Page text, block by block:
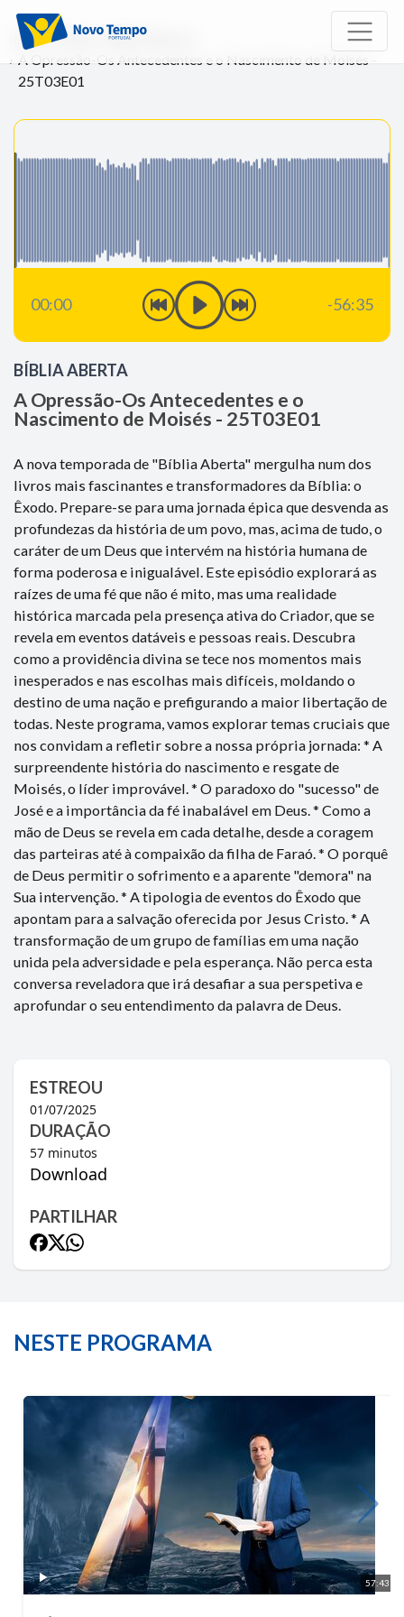
Início Rádio
Bíblia Aberta
A Opressão-Os Antecedentes e o Nascimento de Moisés -
25T03E01
00:00 -56:35
BÍBLIA ABERTA
A Opressão-Os Antecedentes e o
Nascimento de Moisés - 25T03E01
A nova temporada de "Bíblia Aberta" mergulha num dos
livros mais fascinantes e transformadores da Bíblia: o
Êxodo. Prepare-se para uma jornada épica que desvenda as
profundezas da história de um povo, mas, acima de tudo, o
caráter de um Deus que intervém na história humana de
forma poderosa e inigualável. Este episódio explorará as
raízes de uma fé que não é mito, mas uma realidade
histórica marcada pela presença ativa do Criador, que se
revela em eventos datáveis e pessoas reais. Descubra
como a providência divina se tece nos momentos mais
inesperados e nas escolhas mais difíceis, moldando o
destino de uma nação e prefigurando a maior libertação de
todas. Neste programa, vamos explorar temas cruciais que
nos convidam a refletir sobre a nossa própria jornada: * A
surpreendente história do nascimento e resgate de
Moisés, o líder improvável. * O paradoxo do "sucesso" de
José e a importância da fé inabalável em Deus. * Como a
mão de Deus se revela em cada detalhe, desde a coragem
das parteiras até à compaixão da filha de Faraó. * O porquê
de Deus permitir o sofrimento e a aparente "demora" na
Sua intervenção. * A tipologia de eventos do Êxodo que
apontam para a salvação oferecida por Jesus Cristo. * A
transformação de um grupo de famílias em uma nação
unida pela adversidade e pela esperança. Não perca esta
conversa reveladora que irá desafiar a sua perspetiva e
aprofundar o seu entendimento da palavra de Deus.
ESTREOU
01/07/2025
DURAÇÃO
57 minutos
Download
PARTILHAR
NESTE PROGRAMA
57:43